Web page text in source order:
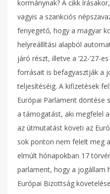
kormánynak? A cikk
vagyis a szankciós
fenyegető, hogy a magyar
helyreállítási alapból
járó részt, illetve a ’22-’27-
forrásait is befagyasztják a
teljesítéséig. A kifizetések
Európai Parlament döntése
a támogatást, aki megfelel
az útmutatást követi az
sok ponton nem felelt meg
elmúlt hónapokban 17
parlament, hogy a jogállam
Európai Bizottság